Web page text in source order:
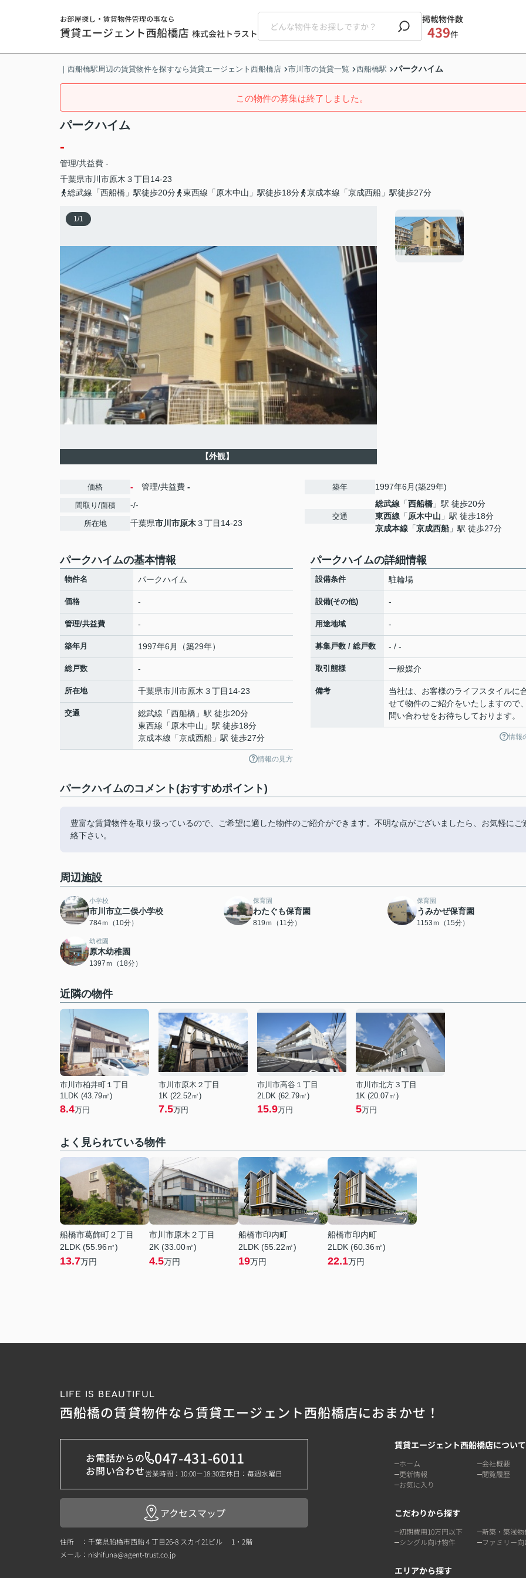
掲載物件数
439件
｜西船橋駅周辺の賃貸物件を探すなら賃貸エージェント西船橋店 市川市の賃貸一覧 西船橋駅 パークハイム
この物件の募集は終了しました。
パークハイム
-
管理/共益費 -
千葉県市川市原木 ３丁目14-23
総武線「西船橋」駅徒歩20分
東西線「原木中山」駅徒歩18分 京成本線「京成西船」駅徒歩27分
1/1
【外観】
価格 - 管理/共益費 -
間取り/面積 -/-
所在地 千葉県市川市原木３丁目14-23
築年 1997年6月(築29年)
交通
総武線 「西船橋 」駅 徒歩20分
東西線 「原木中山 」駅 徒歩18分
京成本線 「京成西船」駅 徒歩27分
パークハイムの基本情報
物件名 パークハイム
価格 -
管理/共益費 -
築年月 1997年6月（築29年）
総戸数 -
所在地 千葉県市川市原木 ３丁目14-23
交通 総武線 「西船橋 」駅 徒歩20分
東西線 「 原木中山 」駅 徒歩18分
京成本線 「京成西船 」駅 徒歩27分
情報の見方
パークハイムの詳細情報
設備条件 駐輪場
設備(その他) -
用途地域 -
募集戸数 / 総戸数 - / -
取引態様 一般媒介
備考
当社は、お客様のライフスタイルに
せて物件のご紹介をいたしますので
問い合わせをお待ちしております。
情報
パークハイムのコメント(おすすめポイント)
豊富な賃貸物件を取り扱っているので、ご希望に適した物件のご紹介ができます。不明な点がございましたら、お気軽にご
絡下さい。
周辺施設
小学校
市川市立二俣小学校
784ｍ（10分）
保育園
わたぐも保育園
819ｍ（11分）
保育園
うみかぜ保育園
1153ｍ（15分）
幼稚園
原木幼稚園
1397ｍ（18分）
近隣の物件
市川市柏井町１丁目
1LDK (43.79㎡)
8.4万円
市川市原木２丁目
1K (22.52㎡)
7.5万円
市川市高谷１丁目
2LDK (62.79㎡)
15.9万円
市川市北方３丁目
1K (20.07㎡)
5万円
よく見られている物件
船橋市葛飾町２丁目
2LDK (55.96㎡)
13.7万円
市川市原木２丁目
2K (33.00㎡)
4.5万円
船橋市印内町
2LDK (55.22㎡)
19万円
船橋市印内町
2LDK (60.36㎡)
22.1万円
LIFE IS BEAUTIFUL
西船橋の賃貸物件なら賃貸エージェント西船橋店におまかせ！
お電話からの
お問い合わせ
047-431-6011
営業時間：10:00－18:30定休日：毎週水曜日
アクセスマップ
住所 ：千葉県船橋市西船４丁目26-8 スカイ21ビル 1・2階
メール： nishifuna@agent-trust.co.jp
賃貸エージェント西船橋店について
ホーム
会社概要
更新情報
閲覧履歴
お気に入り
こだわりから探す
初期費用10万円以下
新築・築浅物
シングル向け物件
ファミリー
エリアから探す